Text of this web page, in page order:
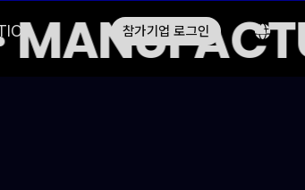
참가기업 로그인